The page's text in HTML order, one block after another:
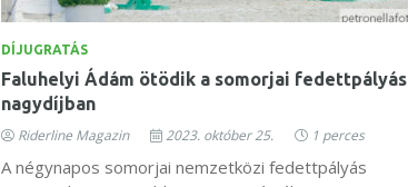
DÍJUGRATÁS
Faluhelyi Ádám ötödik a somorjai fedettpályás
nagydíjban
Riderline Magazin 2023. október 25. 1 perces
A négynapos somorjai nemzetközi fedettpályás